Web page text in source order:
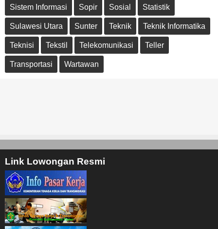
Sistem Informasi Sopir Sosial Statistik
Sulawesi Utara Sunter Teknik Teknik Informatika
Teknisi Tekstil Telekomunikasi Teller
Transportasi Wartawan
Link Lowongan Resmi